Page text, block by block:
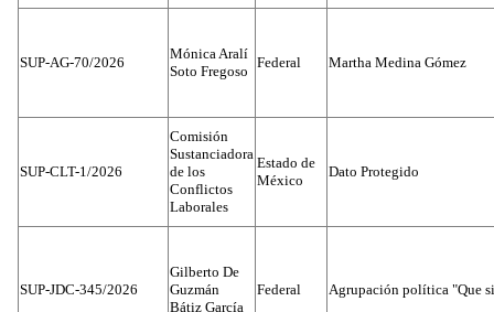
SUP-AG-70/2026
Mónica Aralí
Soto Fregoso
Federal Martha Medina Gómez
SUP-CLT-1/2026
Comisión
Sustanciadora
de los
Conflictos
Laborales
Estado de
México
Dato Protegido
SUP-JDC-345/2026
Gilberto De
Guzmán
Bátiz García
Federal Agrupación política "Que